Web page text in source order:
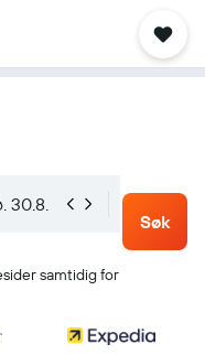
30.8.
on.
Søk
samtidig for